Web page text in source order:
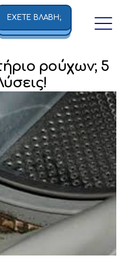
ΕΧΕΤΕ ΒΛΑΒΗ;
ρούχων; 5